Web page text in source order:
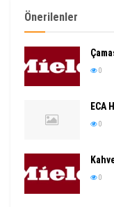
Önerilenler
0
ECA
0
0